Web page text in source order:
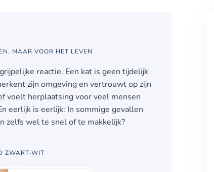
MAAR VOOR HET LEVEN
reactie. Een kat is geen tijdelijk
zijn omgeving en vertrouwt op zijn
voelt herplaatsing voor veel mensen
eerlijk is eerlijk: In sommige gevallen
zelfs wel te snel of te makkelijk?
ZWART-WIT